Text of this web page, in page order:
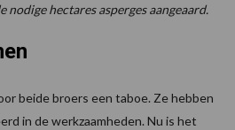
nodige hectares asperges aangeaard.
beide broers een taboe. Ze hebben
in de werkzaamheden. Nu is het